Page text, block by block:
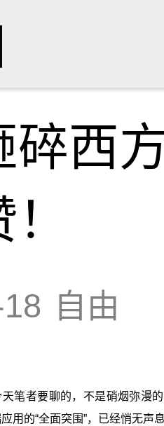
碎西
自由
笔者要聊的，不是硝烟弥漫
用的“全面突围”，已经悄无声